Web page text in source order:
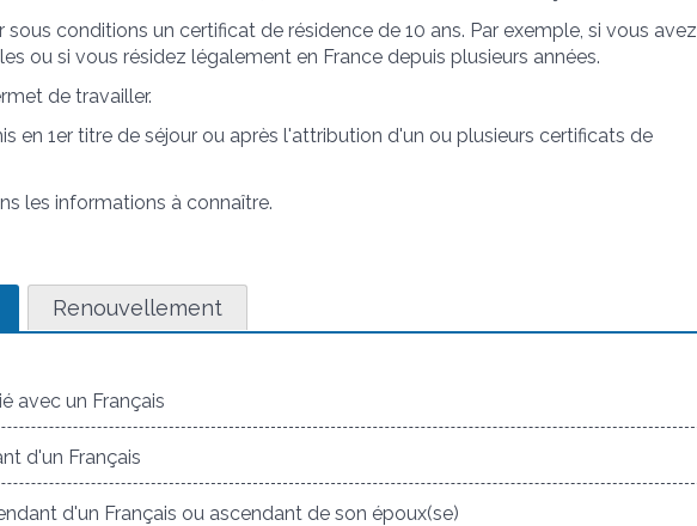
conditions un certificat de résidence de 10 ans. Par exemple, si vous avez
ou si vous résidez légalement en France depuis plusieurs années.
de travailler.
en 1er titre de séjour ou après l'attribution d'un ou plusieurs certificats de
les informations à connaître.
Renouvellement
avec un Français
d'un Français
d'un Français ou ascendant de son époux(se)